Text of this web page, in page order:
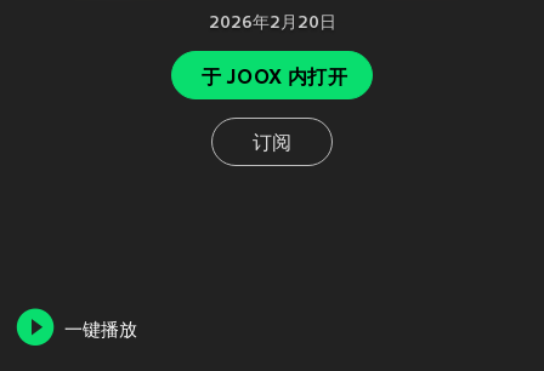
2026年2月20日
于 JOOX 内打开
订阅
一键播放